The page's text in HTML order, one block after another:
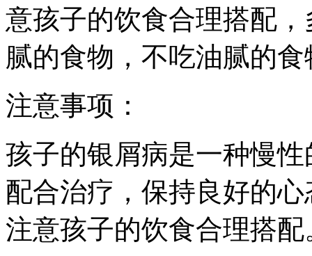
意孩子的饮食合理搭配
腻的食物，不吃油腻的食
注意事项：
孩子的银屑病是一种慢
配合治疗，保持良好的
注意孩子的饮食合理搭配